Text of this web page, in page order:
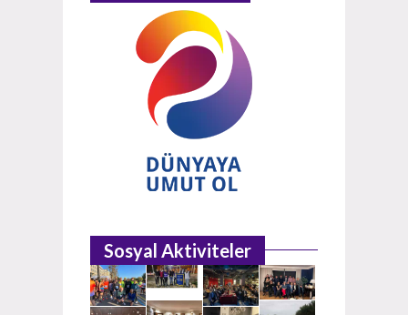
Sosyal Aktiviteler